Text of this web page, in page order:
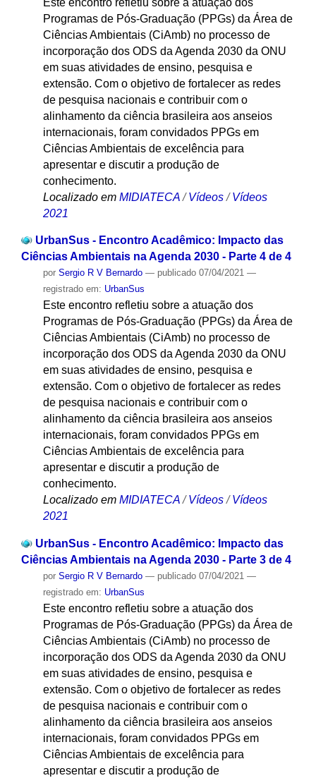
Programas de Pós-Graduação (PPGs) da Área de
Ciências Ambientais (CiAmb) no processo de
incorporação dos ODS da Agenda 2030 da ONU
em suas atividades de ensino, pesquisa e
extensão. Com o objetivo de fortalecer as redes
de pesquisa nacionais e contribuir com o
alinhamento da ciência brasileira aos anseios
internacionais, foram convidados PPGs em
Ciências Ambientais de excelência para
apresentar e discutir a produção de
conhecimento.
Localizado em MIDIATECA /Vídeos /Vídeos
2021
UrbanSus - Encontro Acadêmico: Impacto das
Ciências Ambientais na Agenda 2030 - Parte 4 de 4
por Sergio R V Bernardo — publicado07/04/2021 —
registrado em: UrbanSus
Este encontro refletiu sobre a atuação dos
Programas de Pós-Graduação (PPGs) da Área de
Ciências Ambientais (CiAmb) no processo de
incorporação dos ODS da Agenda 2030 da ONU
em suas atividades de ensino, pesquisa e
extensão. Com o objetivo de fortalecer as redes
de pesquisa nacionais e contribuir com o
alinhamento da ciência brasileira aos anseios
internacionais, foram convidados PPGs em
Ciências Ambientais de excelência para
apresentar e discutir a produção de
conhecimento.
Localizado em MIDIATECA / Vídeos / Vídeos
2021
UrbanSus - Encontro Acadêmico: Impacto das
Ciências Ambientais na Agenda 2030 - Parte 3 de 4
por Sergio R V Bernardo — publicado07/04/2021 —
registrado em: UrbanSus
Este encontro refletiu sobre a atuação dos
Programas de Pós-Graduação (PPGs) da Área de
Ciências Ambientais (CiAmb) no processo de
incorporação dos ODS da Agenda 2030 da ONU
em suas atividades de ensino, pesquisa e
extensão. Com o objetivo de fortalecer as redes
de pesquisa nacionais e contribuir com o
alinhamento da ciência brasileira aos anseios
internacionais, foram convidados PPGs em
Ciências Ambientais de excelência para
apresentar e discutir a produção de